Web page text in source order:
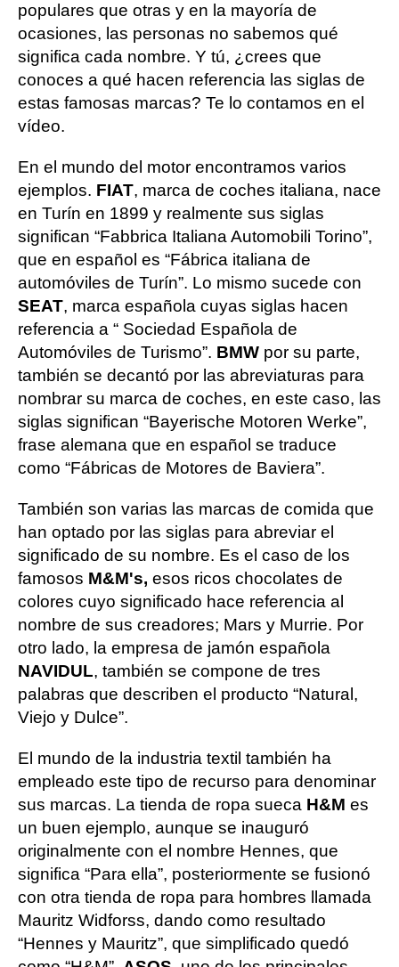
populares que otras y en la mayoría de
ocasiones, las personas no sabemos qué
significa cada nombre. Y tú, ¿crees que
conoces a qué hacen referencia las siglas de
estas famosas marcas? Te lo contamos en el
vídeo.
En el mundo del motor encontramos varios
ejemplos. FIAT, marca de coches italiana, nace
en Turín en 1899 y realmente sus siglas
significan “Fabbrica Italiana Automobili Torino”,
que en español es “Fábrica italiana de
automóviles de Turín”. Lo mismo sucede con
SEAT, marca española cuyas siglas hacen
referencia a “ Sociedad Española de
Automóviles de Turismo”. BMW por su parte,
también se decantó por las abreviaturas para
nombrar su marca de coches, en este caso, las
siglas significan “Bayerische Motoren Werke”,
frase alemana que en español se traduce
como “Fábricas de Motores de Baviera”.
También son varias las marcas de comida que
han optado por las siglas para abreviar el
significado de su nombre. Es el caso de los
famosos M&M's, esos ricos chocolates de
colores cuyo significado hace referencia al
nombre de sus creadores; Mars y Murrie. Por
otro lado, la empresa de jamón española
NAVIDUL, también se compone de tres
palabras que describen el producto “Natural,
Viejo y Dulce”.
El mundo de la industria textil también ha
empleado este tipo de recurso para denominar
sus marcas. La tienda de ropa sueca H&M es
un buen ejemplo, aunque se inauguró
originalmente con el nombre Hennes, que
significa “Para ella”, posteriormente se fusionó
con otra tienda de ropa para hombres llamada
Mauritz Widforss, dando como resultado
“Hennes y Mauritz”, que simplificado quedó